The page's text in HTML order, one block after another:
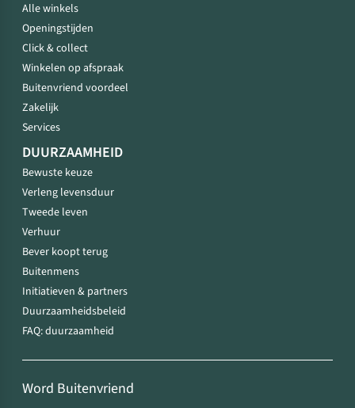
Alle winkels
Openingstijden
Click & collect
Winkelen op afspraak
Buitenvriend voordeel
Zakelijk
Services
DUURZAAMHEID
Bewuste keuze
Verleng levensduur
Tweede leven
Verhuur
Bever koopt terug
Buitenmens
Initiatieven & partners
Duurzaamheidsbeleid
FAQ: duurzaamheid
Word Buitenvriend